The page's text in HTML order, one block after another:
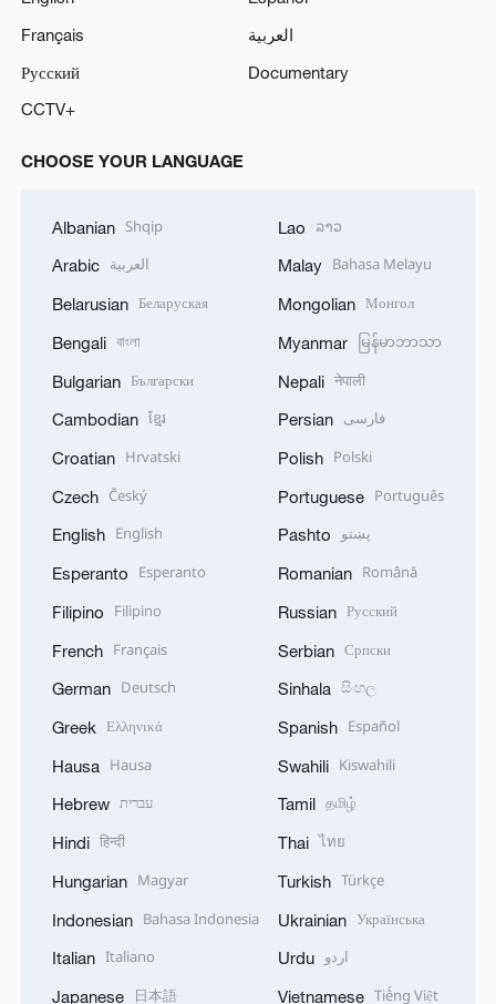
Français
العربية
Русский
Documentary
CCTV+
CHOOSE YOUR LANGUAGE
Albanian Shqip
Arabic العربية
Belarusian Беларуская
Bengali বাংলা
Bulgarian Български
Cambodian ខ្មែរ
Croatian Hrvatski
Czech Český
English English
Esperanto Esperanto
Filipino Filipino
French Français
German Deutsch
Greek Ελληνικά
Hausa Hausa
Hebrew עברית
Hindi हिन्दी
Hungarian Magyar
Indonesian Bahasa Indonesia
Italian Italiano
Japanese 日本語
Lao ລາວ
Malay Bahasa Melayu
Mongolian Монгол
Myanmar မြန်မာဘာသာ
Nepali नेपाली
Persian فارسی
Polish Polski
Portuguese Português
Pashto پښتو
Romanian Română
Russian Русский
Serbian Српски
Sinhala සිංහල
Spanish Español
Swahili Kiswahili
Tamil தமிழ்
Thai ไทย
Turkish Türkçe
Ukrainian Українська
Urdu اردو
Vietnamese Tiếng Việt